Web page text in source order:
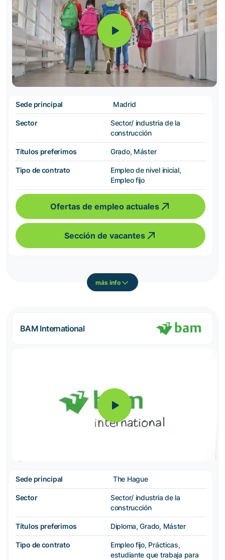
Sede principal Madrid
Sector
Sector/ industria de la
construcción
Títulos preferimos Grado, Máster
Tipo de contrato
Empleo de nivel inicial,
Empleo fijo
Ofertas de empleo actuales
Sección de vacantes
más info
BAM International
Sede principal The Hague
Sector
Sector/ industria de la
construcción
Títulos preferimos Diploma, Grado, Máster
Tipo de contrato
Empleo fijo, Prácticas,
estudiante que trabaja para